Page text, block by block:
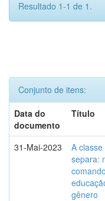
Resultado 1-1 de 1.
Conjunto de itens:
Data do
documento
Título
31-Mai-2023
A
separa:
gênero